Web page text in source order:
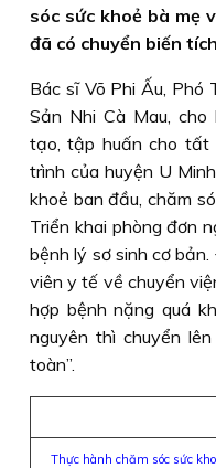
sóc sức khoẻ bà mẹ
đã có chuyển biến
Bác sĩ Võ Phi Ấu, Phó
Sản Nhi Cà Mau, cho
tạo, tập huấn cho tất
trình của huyện U
khoẻ ban đầu, chăm
Triển khai phòng đơn
bệnh lý sơ sinh cơ
viên y tế về chuyển
hợp bệnh nặng quá
nguyên thì chuyển
toàn”.
Thực hành chăm sóc sức